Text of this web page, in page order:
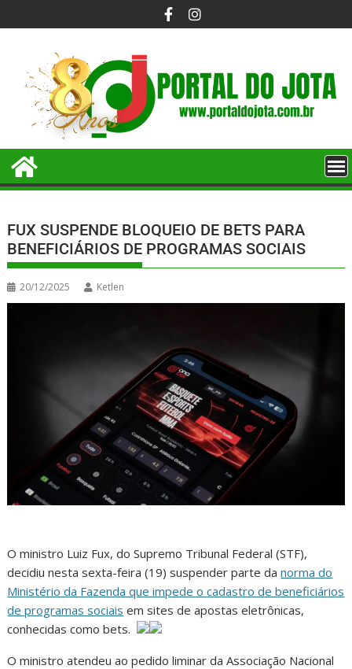
FUX SUSPENDE BLOQUEIO DE BETS PARA
BENEFICIÁRIOS DE PROGRAMAS SOCIAIS
20/12/2025 Ketlen
O ministro Luiz Fux, do Supremo Tribunal Federal (STF),
decidiu nesta sexta-feira (19) suspender parte danorma do
Ministério da Fazenda que impede o cadastro de beneficiários
de programas sociais em sites de apostas eletrônicas,
conhecidas como bets.
O ministro atendeu ao pedido liminar da Associação Nacional